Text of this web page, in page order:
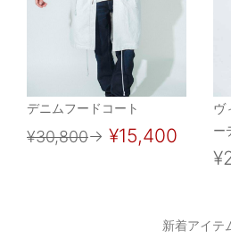
デニムフードコート
¥30,800→ ¥15,400
ヴ
ー
新着アイテ